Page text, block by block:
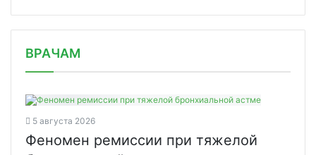
ВРАЧАМ
5 августа 2026
Феномен ремиссии при тяжелой